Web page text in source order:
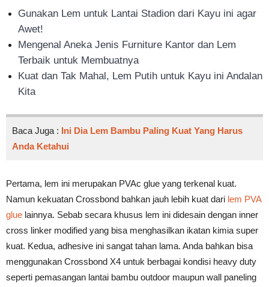
Gunakan Lem untuk Lantai Stadion dari Kayu ini agar
Awet!
Mengenal Aneka Jenis Furniture Kantor dan Lem
Terbaik untuk Membuatnya
Kuat dan Tak Mahal, Lem Putih untuk Kayu ini Andalan
Kita
Baca Juga : Ini Dia Lem Bambu Paling Kuat Yang Harus
Anda Ketahui
Pertama, lem ini merupakan PVAc glue yang terkenal kuat.
Namun kekuatan Crossbond bahkan jauh lebih kuat dari lem PVA
glue lainnya. Sebab secara khusus lem ini didesain dengan inner
cross linker modified yang bisa menghasilkan ikatan kimia super
kuat. Kedua, adhesive ini sangat tahan lama. Anda bahkan bisa
menggunakan Crossbond X4 untuk berbagai kondisi heavy duty
seperti pemasangan lantai bambu outdoor maupun wall paneling